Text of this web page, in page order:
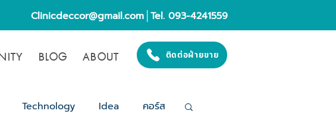
Clinicdeccor@gmail.com │Tel. 093-4241559
BLOG ABOUT ติดต่อฝ่ายขาย
Technology Idea คอร์ส